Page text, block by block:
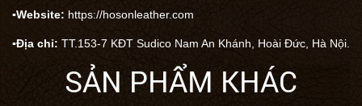
▪️Website: https://hosonleather.com
▪️Địa chỉ: TT.153-7 KĐT Sudico Nam An Khánh, Hoài Đức, Hà Nội.
SẢN PHẨM KHÁC